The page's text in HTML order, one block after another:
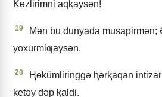
Kɵzlirimni aqⱪaysǝn!
19
Mǝn bu dunyada
yoxurmiƣaysǝn.
20
Ⱨɵkümliringgǝ ⱨǝrⱪaqan
ketǝy dǝp ⱪaldi.